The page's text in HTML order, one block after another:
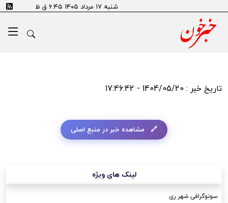
شنبه ۱۷ مرداد ۱۴۰۵ ۶:۴۵ ق ظ
تاریخ خبر : 1404/05/20 - 17:46:42
مشاهده خبر در منبع اصلی
لینک های ویژه
سونوگرافی شهر ری